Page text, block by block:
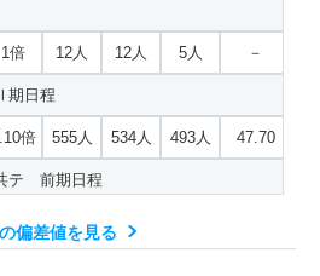
1倍 12人 12人 5人 －
日程
倍 555人 534人 493人 47.70
テ 前期日程
倍 321人 321人
偏差値を見る